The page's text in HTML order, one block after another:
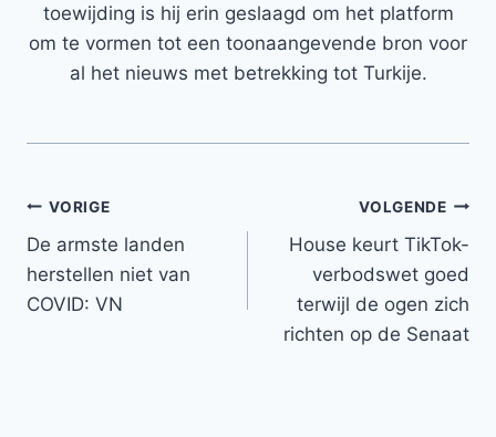
toewijding is hij erin geslaagd om het platform
om te vormen tot een toonaangevende bron voor
al het nieuws met betrekking tot Turkije.
Bericht
navigatie
VORIGE
De armste landen
herstellen niet van
COVID: VN
VOLGENDE
House keurt TikTok-
verbodswet goed
terwijl de ogen zich
richten op de Senaat